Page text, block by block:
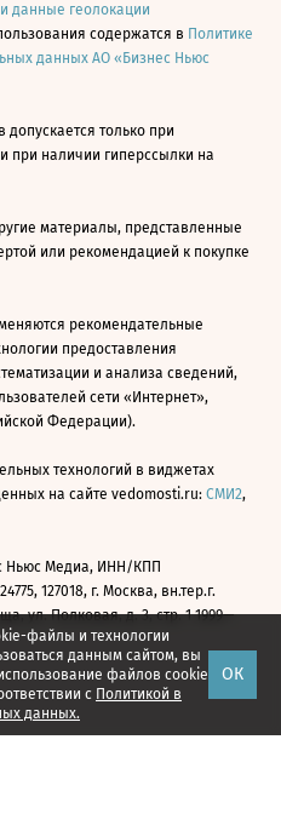
файлы и технологии
данным сайтом, вы
файлов cookie
с Политикой в
данных.
ОК
и данные геолокации
содержатся в Политике
данных АО «Бизнес Ньюс
только при
и при наличии гиперссылки на
материалы, представленные
или рекомендацией к покупке
рекомендательные
предоставления
и анализа сведений,
сети «Интернет»,
Федерации).
технологий в виджетах
на сайте vedomosti.ru: СМИ2,
Ньюс Медиа, ИНН/КПП
127018, г. Москва, вн.тер.г.
ул. Полковая, д. 3, стр. 1 1999—